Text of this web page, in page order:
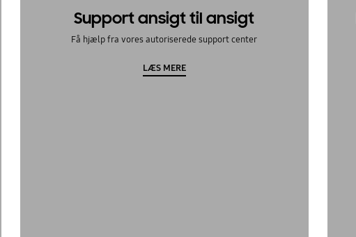
Support ansigt til ansigt
Få hjælp fra vores autoriserede support center
LÆS MERE